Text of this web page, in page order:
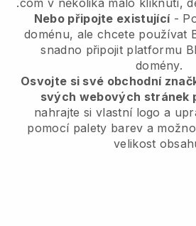
.com v několika málo kliknutí,
Nebo připojte existující-
doménu, ale chcete používat
snadno připojit platformu
domény.
Osvojte si své obchodní
svých webových stránek
nahrajte si vlastní logo a
pomocí palety barev a
velikost